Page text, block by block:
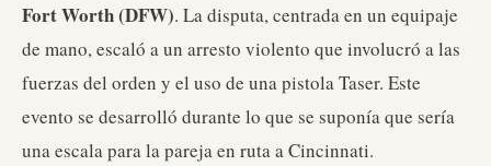
Fort Worth (DFW). La disputa, centrada en un equipaje
de mano, escaló a un arresto violento que involucró a las
fuerzas del orden y el uso de una pistola Taser. Este
evento se desarrolló durante lo que se suponía que sería
una escala para la pareja en ruta a Cincinnati.